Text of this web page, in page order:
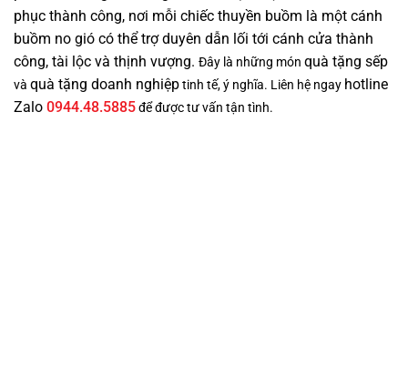
phục thành công, nơi mỗi chiếc thuyền buồm là một cánh
buồm no gió có thể trợ duyên dẫn lối tới cánh cửa thành
công, tài lộc và thịnh vượng. Đây là những món quà tặng sếp
và quà tặng doanh nghiệptinh tế, ý nghĩa. Liên hệ ngay hotline
Zalo 0944.48.5885để được tư vấn tận tình.